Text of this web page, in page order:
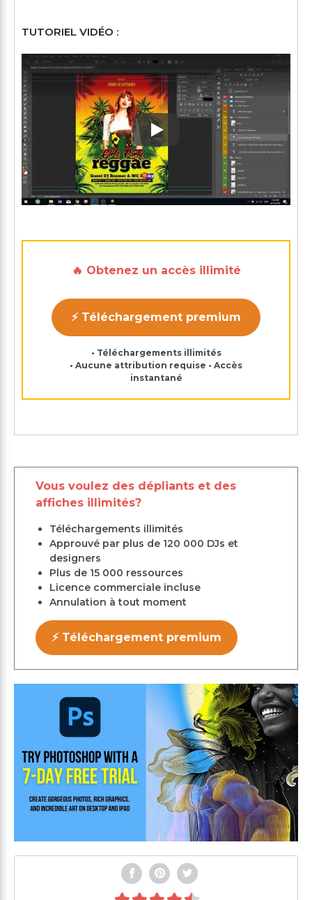
TUTORIEL VIDÉO :
Play: Keynote (Google I/O
🔥 Obtenez un accès illimité
⚡ Téléchargement premium
• Téléchargements illimités
• Aucune attribution requise • Accès
instantané
Vous voulez des dépliants et des
affiches illimités?
Téléchargements illimités
Approuvé par plus de 120 000 DJs et
designers
Plus de 15 000 ressources
Licence commerciale incluse
Annulation à tout moment
⚡ Téléchargement premium